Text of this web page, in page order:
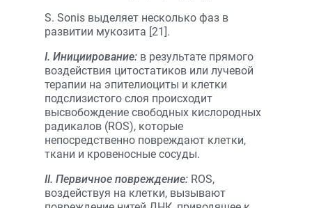
S. Sonis выделяет несколько фаз в
развитии мукозита [21].
I. Инициирование: в результате прямого
воздействия цитостатиков или лучевой
терапии на эпителиоциты и клетки
подслизистого слоя происходит
высвобождение свободных кислородных
радикалов (ROS), которые
непосредственно повреждают клетки,
ткани и кровеносные сосуды.
II. Первичное повреждение: ROS,
воздействуя на клетки, вызывают